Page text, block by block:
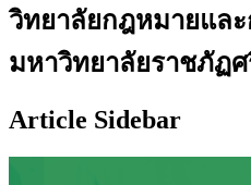
วิทยาลัยกฎหมายและ
มหาวิทยาลัยราชภัฏศ
Article Sidebar